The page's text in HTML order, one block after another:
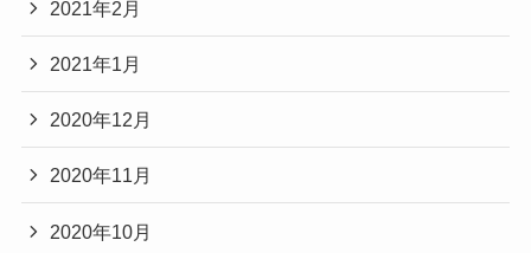
2021年2月
2021年1月
2020年12月
2020年11月
2020年10月